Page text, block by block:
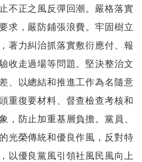
不正之風反彈回潮。嚴格落實
求，嚴防鋪張浪費。牢固樹立
著力糾治抓落實敷衍應付、報
收走過場等問題。堅決整治文
、以總結和推進工作為名隨意
重復要材料、督查檢查考核和
，防止加重基層負擔。黨員、
光榮傳統和優良作風，反對特
以優良黨風引領社風民風向上